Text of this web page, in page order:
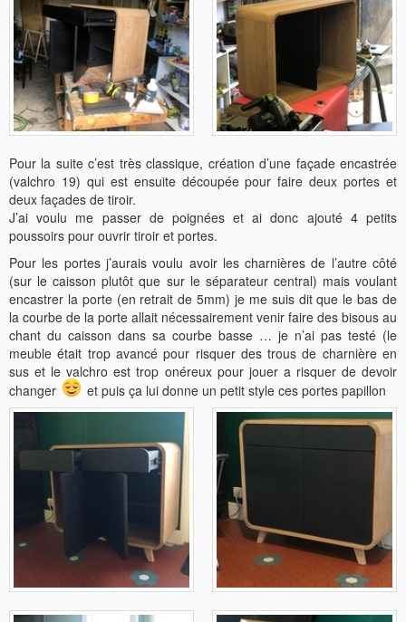
Pour la suite c’est très classique, création d’une façade encastrée
(valchro 19) qui est ensuite découpée pour faire deux portes et
deux façades de tiroir.
J’ai voulu me passer de poignées et ai donc ajouté 4 petits
poussoirs pour ouvrir tiroir et portes.
Pour les portes j’aurais voulu avoir les charnières de l’autre côté
(sur le caisson plutôt que sur le séparateur central) mais voulant
encastrer la porte (en retrait de 5mm) je me suis dit que le bas de
la courbe de la porte allait nécessairement venir faire des bisous au
chant du caisson dans sa courbe basse … je n’ai pas testé (le
meuble était trop avancé pour risquer des trous de charnière en
sus et le valchro est trop onéreux pour jouer a risquer de devoir
changer
et puis ça lui donne un petit style ces portes papillon